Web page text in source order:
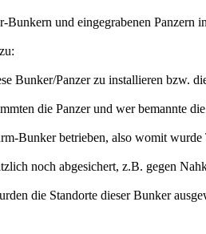
Bunkern und eingegrabenen Panzern
Bunker/Panzer zu installieren bzw.
die Panzer und wer bemannte
Bunker betrieben, also womit
noch abgesichert, z.B. gegen
die Standorte dieser Bunker